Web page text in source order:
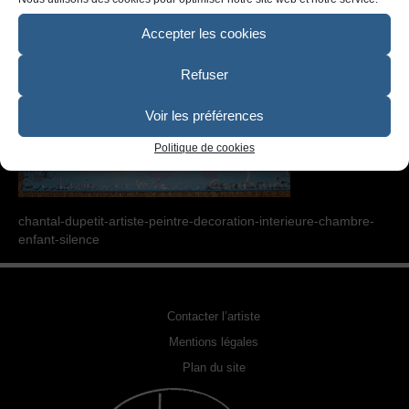
Accepter les cookies
Refuser
Voir les préférences
Politique de cookies
PHOTOGRAPHIE URBEX
RELOOKING FAUTEUILS & MEUBLES
REPRODUCTION DE PHOTO
ACQUÉRIR UNE OEUVRE
EXPOSITIONS
PHOTOS DE L’ARTISTE
LA PRESSE EN PARLE
chantal-dupetit-artiste-peintre-decoration-interieure-chambre-
enfant-silence
Contacter l’artiste
Mentions légales
Plan du site